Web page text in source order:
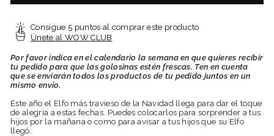
Consigue 5 puntos al comprar este producto
Únete al WOW CLUB
Por favor indica en el calendario la semana en que quieres recibir
tu pedido para que las golosinas estén frescas. Ten en cuenta
que se enviarán todos los productos de tu pedido juntos en un
mismo envío.
Este año el Elfo más travieso de la Navidad llega para dar el toque
de alegría a estas fechas. Puedes colocarlos para sorprender a tus
hijos por la mañana o como para avisar a tus hijos que su Elfo
llegó.